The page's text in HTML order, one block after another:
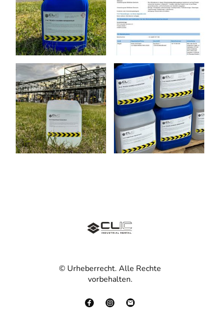
© Urheberrecht. Alle Rechte
vorbehalten.